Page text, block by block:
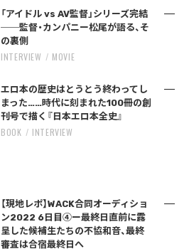
「アイドル vs AV監督」シリーズ完結
──監督・カンパニー松尾が語る、そ
の裏側
INTERVIEW MOVIE
エロ本の歴史はとうとう終わってし
まった……時代に刻まれた100冊の創
刊号で描く『日本エロ本全史』
BOOK INTERVIEW
【現地レポ】WACK合同オーディショ
ン2022 6日目④ー最終日直前に露
呈した候補生たちの不協和音、最終
審査は合宿最終日へ